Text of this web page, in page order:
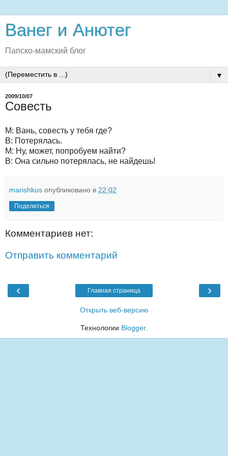
Ванег и Анютег
Папско-мамский блог
▼
2009/10/07
Совесть
М: Вань, совесть у тебя где?
В: Потерялась.
М: Ну, может, попробуем найти?
В: Она сильно потерялась, не найдешь!
marishkus опубликовано в 22:02
Поделиться
Комментариев нет:
Отправить комментарий
‹ ›
Главная страница
Открыть веб-версию
Технологии Blogger.